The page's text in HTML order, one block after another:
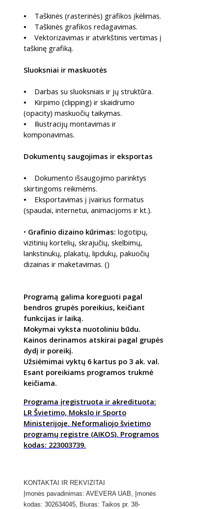
• Taškinės (rasterinės) grafikos įkėlimas.
• Taškinės grafikos redagavimas.
•
Vektorizavimas ir atvirkštinis vertimas į
taškinę grafiką.
Sluoksniai ir maskuotės
• Darbas su sluoksniais ir jų struktūra.
•
Kirpimo (clipping) ir skaidrumo
(opacity) maskuočių taikymas.
•
Iliustracijų montavimas ir
komponavimas.
Dokumentų saugojimas ir eksportas
•
Dokumento išsaugojimo parinktys
skirtingoms reikmėms.
•
Eksportavimas į įvairius formatus
(spaudai, internetui, animacijoms ir kt.).
• Grafinio dizaino kūrimas: logotipų,
vizitinių kortelių, skrajučių, skelbimų,
lankstinukų, plakatų, lipdukų, pakuočių
dizainas ir maketavimas. ()
Programą galima koreguoti pagal
bendros grupės poreikius, keičiant
funkcijas ir laiką.
Mokymai vyksta nuotoliniu būdu.
Kainos derinamos atskirai pagal grupės
dydį ir poreikį.
Užsiėmimai vyktų 6 kartus po 3 ak. val.
Esant poreikiams programos trukmė
keičiama.
Programa įregistruota ir akredituota:
LR Švietimo, Mokslo ir Sporto
Ministerijoje. Neformaliojo švietimo
programų registre (AIKOS). Programos
kodas: 223003739.
KONTAKTAI IR REKVIZITAI
​Įmonės pavadinimas: AVEVERA UAB, Įmonės
kodas: 302634045, Biuras: Taikos pr. 38-